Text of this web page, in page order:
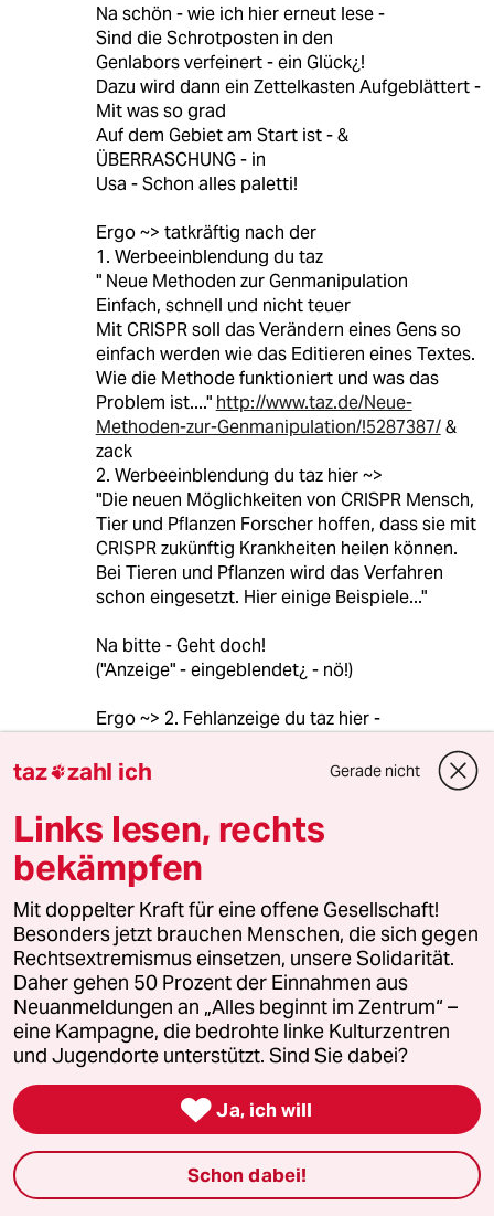
Na schön - wie ich hier erneut lese -
Sind die Schrotposten in den
Genlabors verfeinert - ein Glück¿!
Dazu wird dann ein Zettelkasten Aufgeblättert -
Mit was so grad
Auf dem Gebiet am Start ist - &
ÜBERRASCHUNG - in
Usa - Schon alles paletti!
Ergo ~> tatkräftig nach der
1. Werbeeinblendung du taz
" Neue Methoden zur Genmanipulation
Einfach, schnell und nicht teuer
Mit CRISPR soll das Verändern eines Gens so
einfach werden wie das Editieren eines Textes.
Wie die Methode funktioniert und was das
Problem ist...." http://www.taz.de/Neue-
Methoden-zur-Genmanipulation/!5287387/&
zack
2. Werbeeinblendung du taz hier ~>
"Die neuen Möglichkeiten von CRISPR Mensch,
Tier und Pflanzen Forscher hoffen, dass sie mit
CRISPR zukünftig Krankheiten heilen können.
Bei Tieren und Pflanzen wird das Verfahren
schon eingesetzt. Hier einige Beispiele..."
Na bitte - Geht doch!
("Anzeige" - eingeblendet¿ - nö!)
Ergo ~> 2. Fehlanzeige du taz hier -
Fragestellung - bei Kernen -
(ebenso wie im Atom-Bereich ~> & bereits dort
fehlbeantwortet!!)
Erneut also gefragt im Genbereich ~>
"Anythings goes?!" really really ?
vulgo - Was geht - wird auch - Gemacht?! -
really really ? & hier ~>
Schlicht - Fehlanzeige! Geht's noch?!
Passend dazu - Obige neoliberale Anpreise -
Nicht nur peinlich! Nein!
Nein! - Journalistisches Handwerk - ¿!
Geht einfach anders! Mal ehrlich -
Ist das wirklich zu viel verlangt?!
Christian
28.03.2016,20:29 Uhr
taz zahl ich Gerade nicht
Links lesen, rechts
bekämpfen
Mit doppelter Kraft für eine offene Gesellschaft!
Besonders jetzt brauchen Menschen, die sich gegen
Rechtsextremismus einsetzen, unsere Solidarität.
Daher gehen 50 Prozent der Einnahmen aus
Neuanmeldungen an „Alles beginnt im Zentrum“ –
eine Kampagne, die bedrohte linke Kulturzentren
und Jugendorte unterstützt. Sind Sie dabei?
 Ja, ich will
Schon dabei!